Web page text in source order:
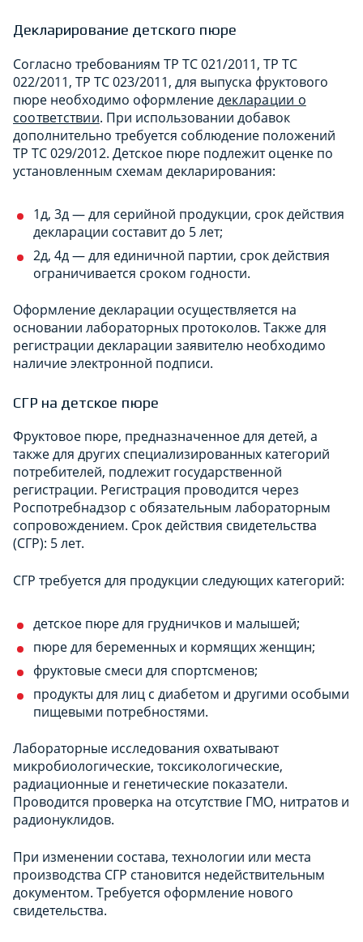
Декларирование детского пюре
Согласно требованиям ТР ТС 021/2011, ТР ТС
022/2011, ТР ТС 023/2011, для выпуска фруктового
пюре необходимо оформлениедекларации о
соответствии. При использовании добавок
дополнительно требуется соблюдение положений
ТР ТС 029/2012. Детское пюре подлежит оценке по
установленным схемам декларирования:
1д, 3д — для серийной продукции, срок действия
декларации составит до 5 лет;
2д, 4д — для единичной партии, срок действия
ограничивается сроком годности.
Оформление декларации осуществляется на
основании лабораторных протоколов. Также для
регистрации декларации заявителю необходимо
наличие электронной подписи.
СГР на детское пюре
Фруктовое пюре, предназначенное для детей, а
также для других специализированных категорий
потребителей, подлежит государственной
регистрации. Регистрация проводится через
Роспотребнадзор с обязательным лабораторным
сопровождением. Срок действия свидетельства
(СГР): 5 лет.
СГР требуется для продукции следующих категорий:
детское пюре для грудничков и малышей;
пюре для беременных и кормящих женщин;
фруктовые смеси для спортсменов;
продукты для лиц с диабетом и другими особыми
пищевыми потребностями.
Лабораторные исследования охватывают
микробиологические, токсикологические,
радиационные и генетические показатели.
Проводится проверка на отсутствие ГМО, нитратов и
радионуклидов.
При изменении состава, технологии или места
производства СГР становится недействительным
документом. Требуется оформление нового
свидетельства.